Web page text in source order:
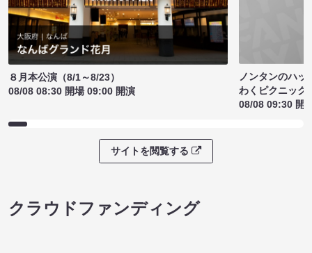
８月本公演（8/1～8/23）
08/08 08:30 開場 09:00 開演
ノンタンのハッ
わくピクニック
08/08 09:30 開
サイトを閲覧する
クラウドファンディング